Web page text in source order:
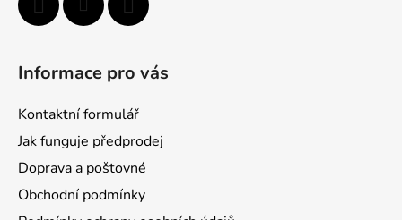
Informace pro vás
Kontaktní formulář
Jak funguje předprodej
Doprava a poštovné
Obchodní podmínky